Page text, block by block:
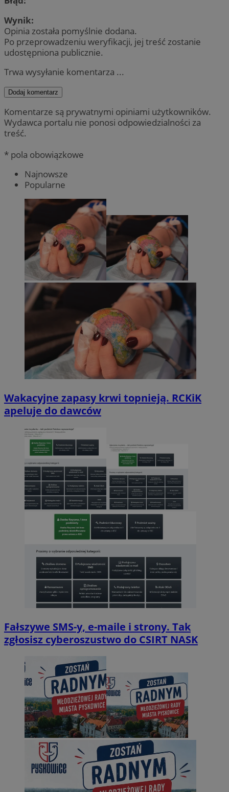
Wynik:
Opinia została pomyślnie dodana.
Po przeprowadzeniu weryfikacji, jej treść zostanie
udostępniona publicznie.
Trwa wysyłanie komentarza ...
Dodaj komentarz
Komentarze są prywatnymi opiniami użytkowników.
Wydawca portalu nie ponosi odpowiedzialności za
treść.
* pola obowiązkowe
Najnowsze
Popularne
Wakacyjne zapasy krwi topnieją. RCKiK
apeluje do dawców
Fałszywe SMS-y, e-maile i strony. Tak
zgłosisz cyberoszustwo do CSIRT NASK